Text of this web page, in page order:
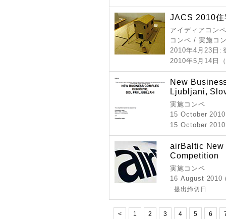
JACS 2010住
アイディアコン
コンペ / 実施コ
2010年4月23日 :
2010年5月14日
New
Ljubljani,
実施コンペ
15 October 2010
15 October
airBaltic New
Competition
実施コンペ
16 August 2010
: 提出締切日
< 1 2 3 4 5 6